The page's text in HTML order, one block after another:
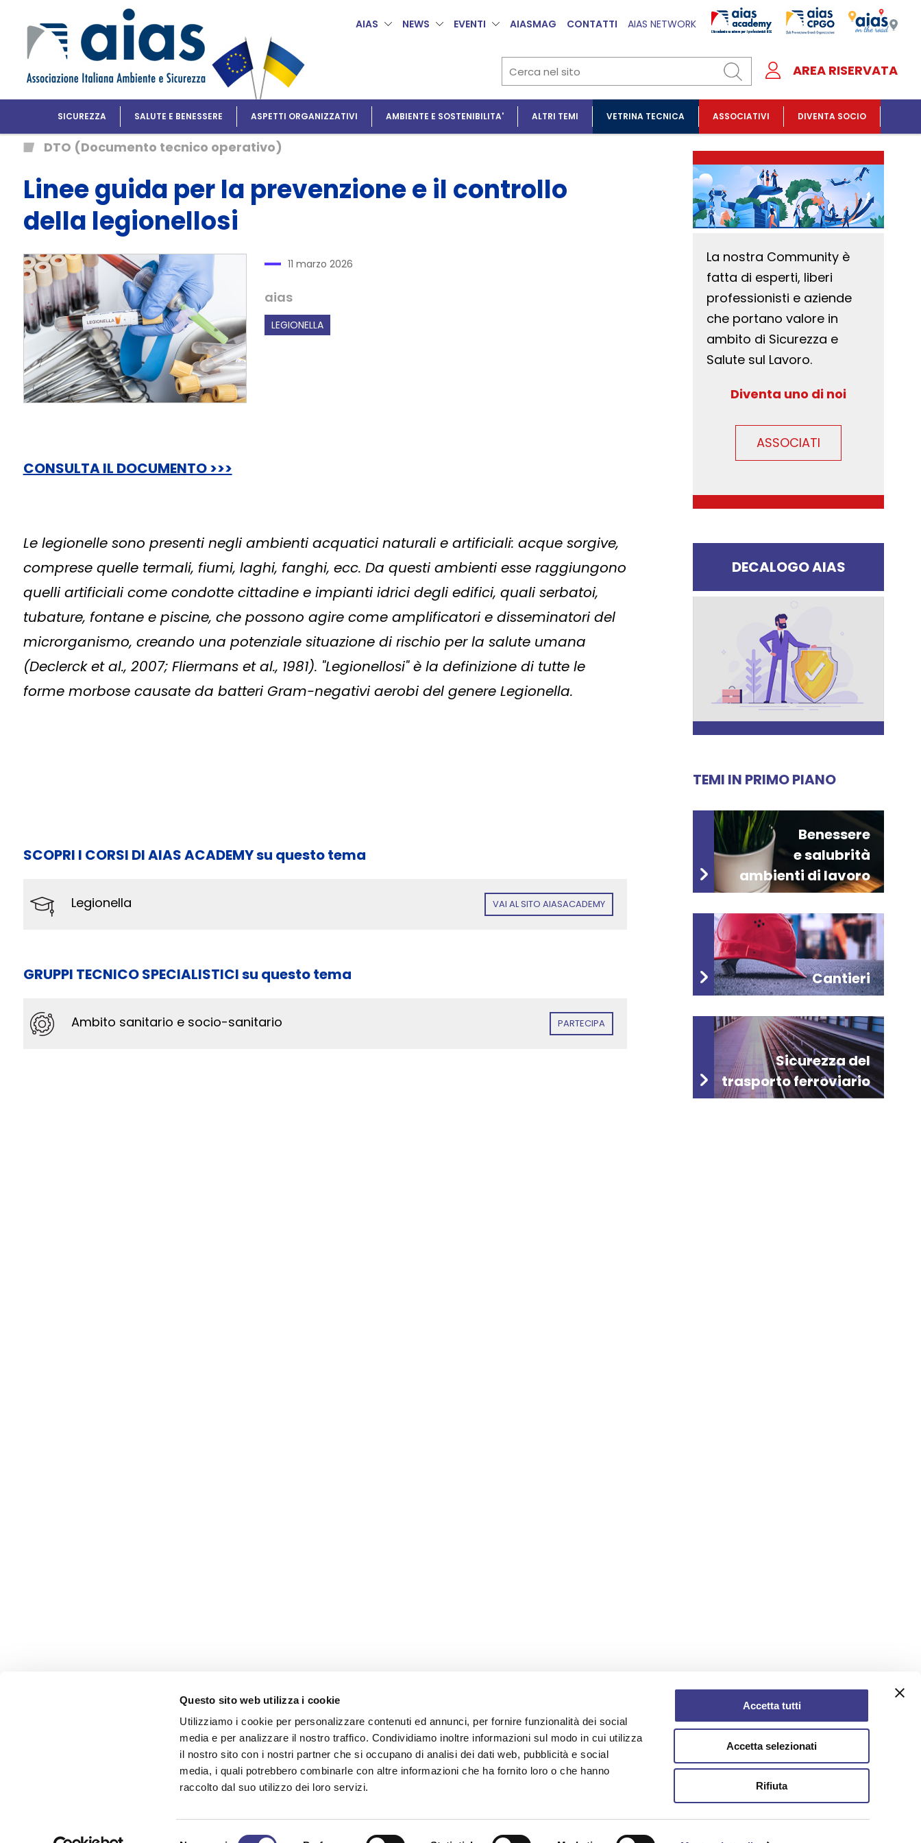
Questo sito web utilizza i cookie
Utilizziamo i cookie per personalizzare contenuti ed annunci, per fornire funzionalità dei social
media e per analizzare il nostro traffico. Condividiamo inoltre informazioni sul modo in cui utilizza
il nostro sito con i nostri partner che si occupano di analisi dei dati web, pubblicità e social
media, i quali potrebbero combinarle con altre informazioni che ha fornito loro o che hanno
raccolto dal suo utilizzo dei loro servizi.
Accetta tutti
Accetta selezionati
Rifiuta
AIAS NEWS EVENTI AIASMAG CONTATTI AIAS NETWORK
AREA RISERVATA
SICUREZZA SALUTE E BENESSERE ASPETTI ORGANIZZATIVI AMBIENTE E SOSTENIBILITA' ALTRI TEMI VETRINA TECNICA ASSOCIATIVI DIVENTA SOCIO
DTO (Documento tecnico operativo)
Linee guida per la prevenzione e il controllo
della legionellosi
11 marzo 2026
aias
LEGIONELLA
CONSULTA IL DOCUMENTO >>>
Le legionelle sono presenti negli ambienti acquatici naturali e artificiali: acque sorgive,
comprese quelle termali, fiumi, laghi, fanghi, ecc. Da questi ambienti esse raggiungono
quelli artificiali come condotte cittadine e impianti idrici degli edifici, quali serbatoi,
tubature, fontane e piscine, che possono agire come amplificatori e disseminatori del
microrganismo, creando una potenziale situazione di rischio per la salute umana
(Declerck et al., 2007; Fliermans et al., 1981). "Legionellosi" è la definizione di tutte le
forme morbose causate da batteri Gram-negativi aerobi del genere Legionella.
SCOPRI I CORSI DI AIAS ACADEMY su questo tema
Legionella VAI AL SITO AIASACADEMY
GRUPPI TECNICO SPECIALISTICI su questo tema
Ambito sanitario e socio-sanitario PARTECIPA
La nostra Community è
fatta di esperti, liberi
professionisti e aziende
che portano valore in
ambito di Sicurezza e
Salute sul Lavoro.
Diventa uno di noi
ASSOCIATI
DECALOGO AIAS
TEMI IN PRIMO PIANO
Benessere
e salubrità
ambienti di lavoro
Cantieri
Sicurezza del
trasporto ferroviario
AIAS. QUANDO PENSI SICUREZZA CONTATTI AIAS
AIAS - Associazione Italiana Ambiente e
Sicurezza